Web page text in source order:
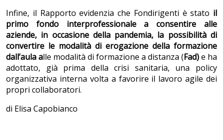
Infine, il Rapporto evidenzia che Fondirigenti è stato il
primo
fondo interprofessionale a consentire alle
aziende, in occasione della pandemia, la possibilità di
convertire le modalità di erogazione della formazione
dall’aula alle modalità di formazione a distanza (Fad)e ha
adottato, già prima della crisi sanitaria, una policy
organizzativa interna volta a favorire il lavoro agile dei
propri collaboratori.
di Elisa Capobianco